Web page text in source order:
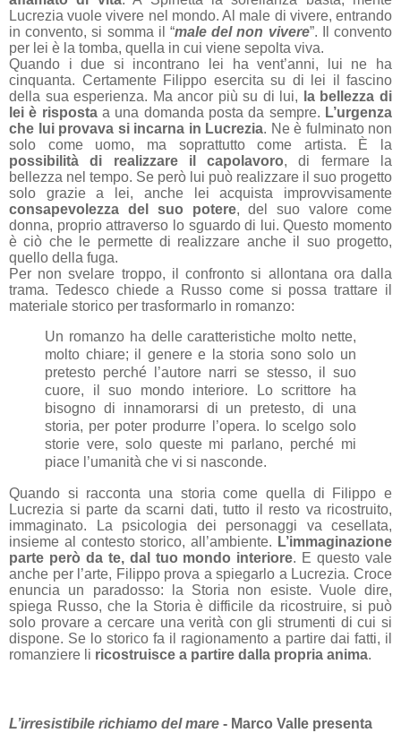
Lucrezia vuole vivere nel mondo. Al male di vivere, entrando
in convento, si somma il “male del non vivere”. Il convento
per lei è la tomba, quella in cui viene sepolta viva.
Quando i due si incontrano lei ha vent’anni, lui ne ha
cinquanta. Certamente Filippo esercita su di lei il fascino
della sua esperienza. Ma ancor più su di lui,
la bellezza di
lei è rispostaa una domanda posta da sempre. L’urgenza
che lui provava si incarna in Lucrezia. Ne è fulminato non
solo come uomo, ma soprattutto come artista. È la
possibilità di realizzare il capolavoro, di fermare la
bellezza nel tempo. Se però lui può realizzare il suo progetto
solo grazie a lei, anche lei acquista improvvisamente
consapevolezza del suo potere, del suo valore come
donna, proprio attraverso lo sguardo di lui. Questo momento
è ciò che le permette di realizzare anche il suo progetto,
quello del la fuga.
Per non svelare troppo, il confronto si allontana ora dalla
trama. Tedesco chiede a Russo come si possa trattare il
materiale storico per trasformarlo in romanzo:
Un romanzo ha delle caratteristiche molto nette,
molto chiare; il genere e la storia sono solo un
pretesto perché l’autore narri se stesso, il suo
cuore, il suo mondo interiore. Lo scrittore ha
bisogno di innamorarsi di un pretesto, di una
storia, per poter produrre l’opera. Io scelgo solo
storie vere, solo queste mi parlano, perché mi
piace l’umanità che vi si nasconde.
Quando si racconta una storia come quella di Filippo e
Lucrezia si parte da scarni dati, tutto il resto va ricostruito,
immaginato. La psicologia dei personaggi va cesellata,
insieme al contesto storico, all’ambiente. L’immaginazione
parte però da te, dal tuo mondo interiore. E questo vale
anche per l’arte, Filippo prova a spiegarlo a Lucrezia. Croce
enuncia un paradosso: la Storia non esiste. Vuole dire,
spiega Russo, che la Storia è difficile da ricostruire, si può
solo provare a cercare una verità con gli strumenti di cui si
dispone. Se lo storico fa il ragionamento a partire dai fatti, il
romanziere li ricostruisce a partire dalla propria anima.
L’irresistibile richiamo del mare - Marco Valle presenta